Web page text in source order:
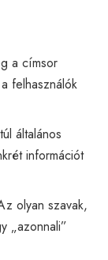
a címsor
felhasználók
általános
információt
olyan szavak,
„azonnali”